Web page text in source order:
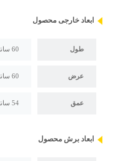
ابعاد خارجی محصول
طول 60 سانتیمتر
عرض 60 سانتیمتر
عمق 54 سانتیمتر
ابعاد برش محصول